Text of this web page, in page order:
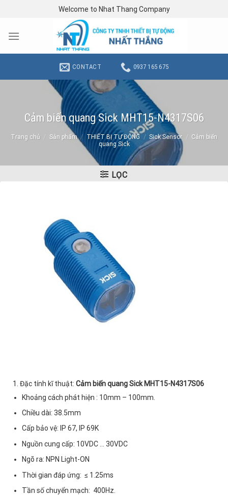
content
Welcome to Nhat Thang Company
CONTACT 0937 165 675
Cảm biến quang Sick MHT15-N4317S06
Trang chủ / Sản phẩm / THIẾT BỊ TỰ ĐỘNG / Sick Sensor / Cảm biến
quang Sick
LỌC
1. Đặc tính kĩ thuật: Cảm biến quang Sick MHT15-N4317S06
Khoảng cách phát hiện : 10mm – 100mm.
Chiều dài: 38.5mm
Cấp bảo vệ: IP 67, IP 69K
Nguồn cung cấp: 10VDC … 30VDC
Ngõ ra: NPN Light-ON
Thời gian đáp ứng: ≤ 1.25ms
Tần số chuyển mạch: 400Hz.